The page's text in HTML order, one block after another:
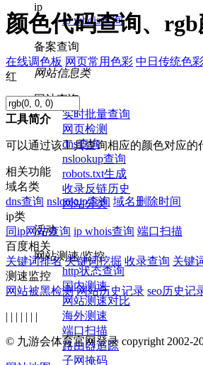
ip
ip whois查询
备案查询
网站信息类
网站查询
实时批量查询
网页检测
dns查询
nslookup查询
robots.txt生成
收录反链历史
网站分类
活动
网站测速/监控
http状态查询
国内测速
网站测速对比
海外测速
端口扫描
路由器追踪
子网掩码
颜色代码查询、
在线调色板 网页常用色彩 中日传统色彩
红
工具简介
可以通过该工具查询相应的颜色对应的
相关功能
域名类
dns查询 nslookup查询 域名删除时间
ip类
同ip网站查询 ip whois查询 端口扫描
百度相关
关键词排名 关键词挖掘 收录查询 关键
测速监控
网站被黑检测 网站历史记录 seo历史记
| | | | | | |
© 九游会体育官网登录 copyright 2002-